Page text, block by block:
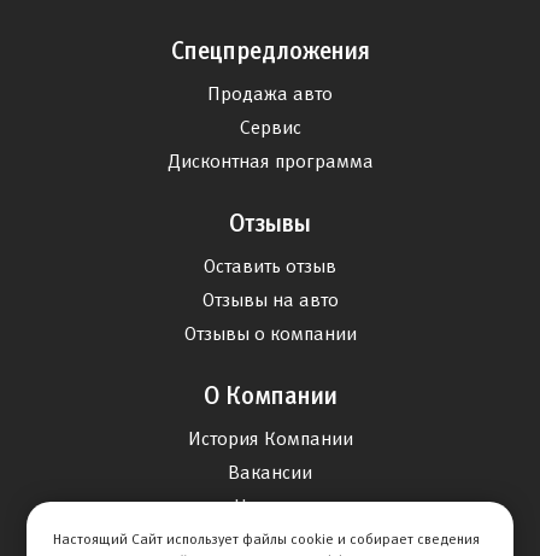
Спецпредложения
Продажа авто
Сервис
Дисконтная программа
Отзывы
Оставить отзыв
Отзывы на авто
Отзывы о компании
О Компании
История Компании
Вакансии
Новости
Настоящий Сайт использует файлы cookie и собирает сведения